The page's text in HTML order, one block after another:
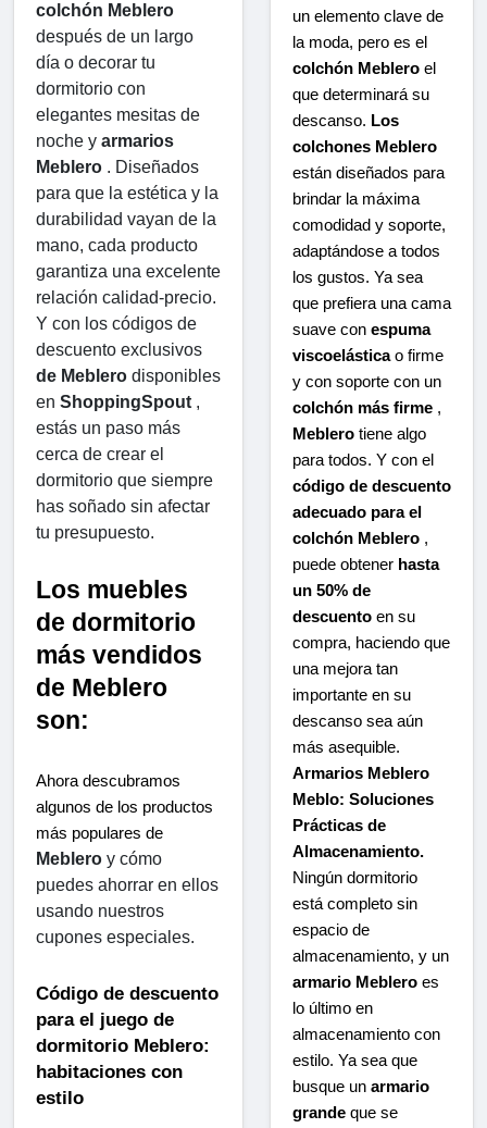
colchón Meblero
después de un largo
día o decorar tu
dormitorio con
elegantes mesitas de
noche y armarios
Meblero . Diseñados
para que la estética y la
durabilidad vayan de la
mano, cada producto
garantiza una excelente
relación calidad-precio.
Y con los códigos de
de Meblero disponibles
en ShoppingSpout ,
estás un paso más
cerca de crear el
dormitorio que siempre
has soñado sin afectar
tu presupuesto.
Los muebles
de dormitorio
más vendidos
de Meblero
son:
Ahora descubramos
algunos de los productos
Meblero y cómo
puedes ahorrar en ellos
usando nuestros
cupones especiales.
Código de descuento
para el juego de
dormitorio Meblero:
habitaciones con
estilo
un elemento clave de
la moda, pero es el
colchón Meblero el
que determinará su
descanso. Los
colchones Meblero
están diseñados para
brindar la máxima
comodidad y soporte,
adaptándose a todos
los gustos. Ya sea
que prefiera una cama
suave con espuma
viscoelásticao firme
y con soporte con un
colchón más firme ,
Meblero tiene algo
para todos. Y con el
código de descuento
adecuado para el
colchón Meblero ,
puede obtener hasta
un 50% de
descuento en su
compra, haciendo que
una mejora tan
importante en su
descanso sea aún
más asequible.
Armarios Meblero
Meblo: Soluciones
Prácticas de
Almacenamiento.
Ningún dormitorio
está completo sin
espacio de
almacenamiento, y un
armario Meblero es
lo último en
almacenamiento con
estilo. Ya sea que
busque un armario
grande que se